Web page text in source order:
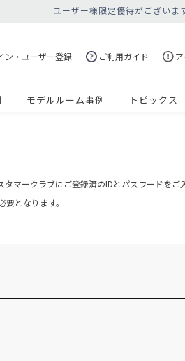
ユーザー様限定優待がございま
ン・ユーザー登録 ご利用ガイド
モデルルーム事例 トピックス
ークラブにご登録済のIDとパスワードをご
となります。